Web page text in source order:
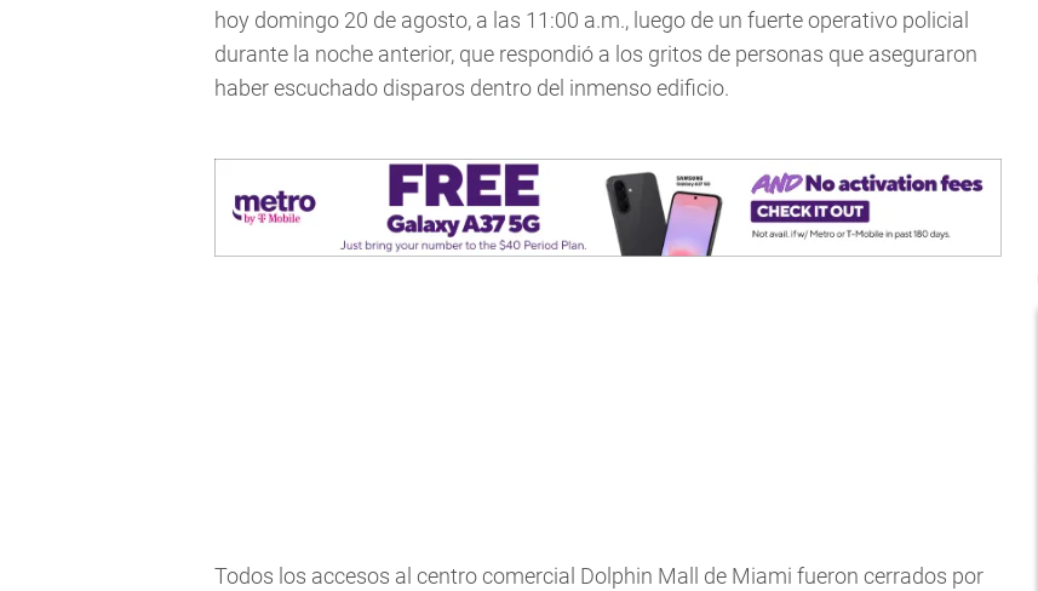
hoy domingo 20 de agosto, a las 11:00 a.m., luego de un fuerte operativo policial
durante la noche anterior, que respondió a los gritos de personas que aseguraron
haber escuchado disparos dentro del inmenso edificio.
Todos los accesos al centro comercial Dolphin Mall de Miami fueron cerrados por